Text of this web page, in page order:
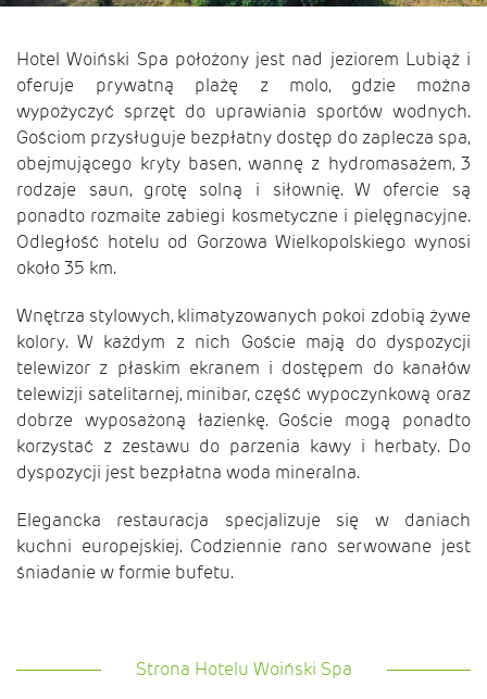
Hotel Woiński Spa położony jest nad jeziorem Lubiąż i
oferuje prywatną plażę z molo, gdzie można
wypożyczyć sprzęt do uprawiania sportów wodnych.
Gościom przysługuje bezpłatny dostęp do zaplecza spa,
obejmującego kryty basen, wannę z hydromasażem, 3
rodzaje saun, grotę solną i siłownię. W ofercie są
ponadto rozmaite zabiegi kosmetyczne i pielęgnacyjne.
Odległość hotelu od Gorzowa Wielkopolskiego wynosi
około 35 km.
Wnętrza stylowych, klimatyzowanych pokoi zdobią żywe
kolory. W każdym z nich Goście mają do dyspozycji
telewizor z płaskim ekranem i dostępem do kanałów
telewizji satelitarnej, minibar, część wypoczynkową oraz
dobrze wyposażoną łazienkę. Goście mogą ponadto
korzystać z zestawu do parzenia kawy i herbaty. Do
dyspozycji jest bezpłatna woda mineralna.
Elegancka restauracja specjalizuje się w daniach
kuchni europejskiej. Codziennie rano serwowane jest
śniadanie w formie bufetu.
Strona Hotelu Woiński Spa